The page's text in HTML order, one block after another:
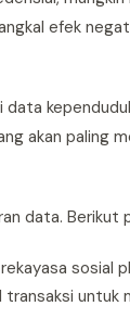
efek
akan paling
data. Berikut
sosial
untuk